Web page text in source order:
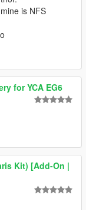
is NFS
for YCA EG6
Kit) [Add-On |